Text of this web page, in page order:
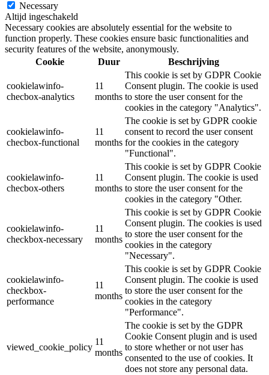
Necessary
Altijd ingeschakeld
Necessary cookies are absolutely essential for the website to
function properly. These cookies ensure basic functionalities and
security features of the website, anonymously.
Cookie
Duur Beschrijving
cookielawinfo-
checbox-analytics
11
months
This cookie is set by GDPR Cookie
Consent plugin. The cookie is used
to store the user consent for the
cookies in the category "Analytics".
cookielawinfo-
checbox-functional
11
months
The cookie is set by GDPR cookie
consent to record the user consent
for the cookies in the category
"Functional".
cookielawinfo-
checbox-others
11
months
This cookie is set by GDPR Cookie
Consent plugin. The cookie is used
to store the user consent for the
cookies in the category "Other.
cookielawinfo-
checkbox-necessary
11
months
This cookie is set by GDPR Cookie
Consent plugin. The cookies is used
to store the user consent for the
cookies in the category
"Necessary".
cookielawinfo-
checkbox-
performance
11
months
This cookie is set by GDPR Cookie
Consent plugin. The cookie is used
to store the user consent for the
cookies in the category
"Performance".
viewed_cookie_policy
11
months
The cookie is set by the GDPR
Cookie Consent plugin and is used
to store whether or not user has
consented to the use of cookies. It
does not store any personal data.